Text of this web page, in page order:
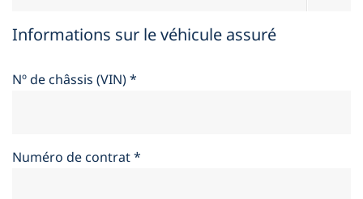
Informations sur le véhicule assuré
Nº de châssis (VIN)*
Numéro de contrat*